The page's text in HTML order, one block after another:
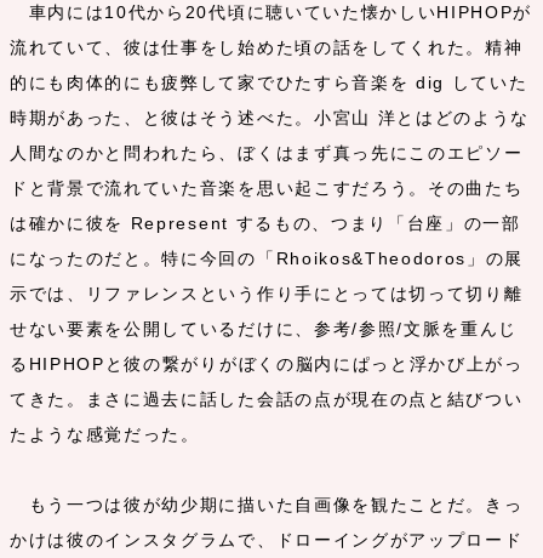
車内には10代から20代頃に聴いていた懐かしいHIPHOPが
流れていて、彼は仕事をし始めた頃の話をしてくれた。精神
的にも肉体的にも疲弊して家でひたすら音楽を dig していた
時期があった、と彼はそう述べた。小宮山 洋とはどのような
人間なのかと問われたら、ぼくはまず真っ先にこのエピソー
ドと背景で流れていた音楽を思い起こすだろう。その曲たち
は確かに彼を Represent するもの、つまり「台座」の一部
になったのだと。特に今回の「Rhoikos&Theodoros」の展
示では、リファレンスという作り手にとっては切って切り離
せない要素を公開しているだけに、参考/参照/文脈を重んじ
るHIPHOPと彼の繋がりがぼくの脳内にぱっと浮かび上がっ
てきた。まさに過去に話した会話の点が現在の点と結びつい
たような感覚だった。
もう一つは彼が幼少期に描いた自画像を観たことだ。きっ
かけは彼のインスタグラムで、ドローイングがアップロード